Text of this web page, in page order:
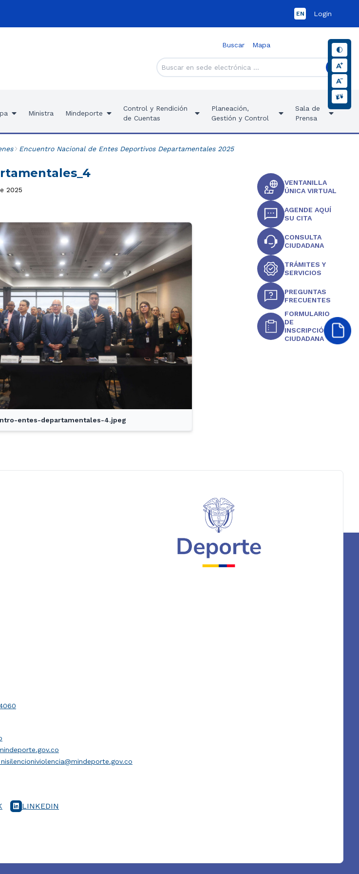
EN Login
Buscar Mapa
Ministra Mindeporte
Control y Rendición
de Cuentas
Planeación,
Gestión y Control
Sala de
Prensa
Encuentro Nacional de Entes Deportivos Departamentales 2025
2025
entes-departamentales-4.jpeg
VENTANILLA
ÚNICA VIRTUAL
AGENDE AQUÍ
SU CITA
CONSULTA
CIUDADANA
TRÁMITES Y
SERVICIOS
PREGUNTAS
FRECUENTES
FORMULARIO
DE
INSCRIPCIÓN
CIUDADANA
nisilencioniviolencia@mindeporte.gov.co
LINKEDIN